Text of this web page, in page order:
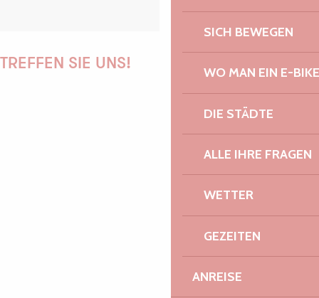
SICH BEWEGEN
WO MAN EIN E-
DIE STÄDTE
ALLE IHRE FRAGEN
WETTER
GEZEITEN
ANREISE
TREFFEN SIE UNS!
PAULINE
GWENAËLLE